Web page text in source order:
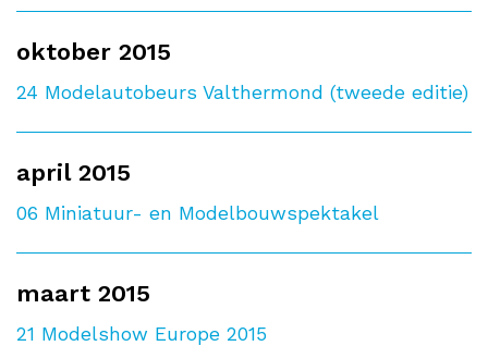
oktober 2015
24 Modelautobeurs Valthermond (tweede editie)
april 2015
06 Miniatuur- en Modelbouwspektakel
maart 2015
21 Modelshow Europe 2015